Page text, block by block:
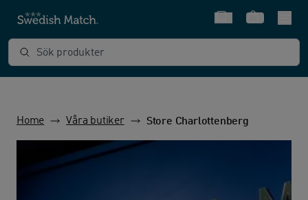
SnabbvalVarukorg
Sök produkter
Home Våra butiker Store Charlottenberg